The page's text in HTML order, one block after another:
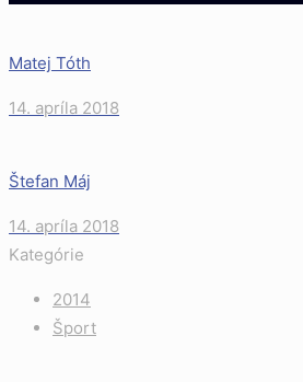
Matej Tóth
14. apríla 2018
Štefan Máj
14. apríla 2018
Kategórie
2014
Šport